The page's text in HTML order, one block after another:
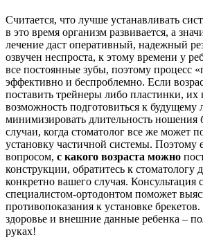
Считается, что лучше устанавливать
в это время организм развивается, а
лечение даст оперативный, надежный
озвучен неспроста, к этому времени у
все постоянные зубы, поэтому процесс
эффективно и беспроблемно. Если
поставить трейнеры либо пластинки, их
возможность подготовиться к будущему
минимизировать длительность ношения
случаи, когда стоматолог все же может
установку частичной системы. Поэтому
вопросом, с какого возраста можно
конструкции, обратитесь к стоматологу
конкретно вашего случая. Консультация
специалистом-ортодонтом поможет
противопоказания к установке
здоровье и внешние данные ребенка –
руках!